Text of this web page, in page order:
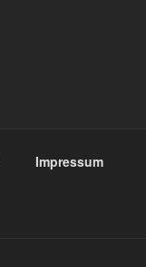
Impressum